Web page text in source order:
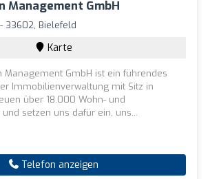
Management GmbH
33602, Bielefeld
Karte
Management GmbH ist ein führendes
Immobilienverwaltung mit Sitz in
über 18.000 Wohn- und
setzen uns dafür ein, uns...
Telefon anzeigen